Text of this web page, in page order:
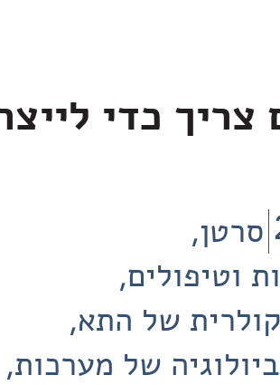
כדי
סרטן
וטיפולים
של התא
ביולוגיה של מערכות